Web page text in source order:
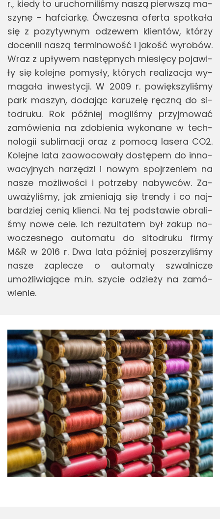
r., kiedy to uru­cho­mi­li­śmy naszą pierw­szą ma­
szy­nę – haf­ciar­kę. Ów­cze­sna ofer­ta spo­tka­ła
się z po­zy­tyw­nym od­ze­wem klien­tów, któ­rzy
do­ce­ni­li naszą ter­mi­no­wość i ja­kość wy­ro­bów.
Wraz z upły­wem na­stęp­nych mie­się­cy po­ja­wi­
ły się ko­lej­ne po­my­sły, któ­rych re­ali­za­cja wy­
ma­ga­ła in­we­sty­cji. W 2009 r. po­więk­szy­li­śmy
park ma­szyn, do­da­jąc ka­ru­ze­lę ręcz­ną do si­
to­dru­ku. Rok póź­niej mo­gli­śmy przyj­mo­wać
za­mó­wie­nia na zdo­bie­nia wy­ko­na­ne w tech­
no­lo­gii sub­li­ma­cji oraz z po­mo­cą la­se­ra CO2.
Ko­lej­ne lata za­owo­co­wa­ły do­stę­pem do in­no­
wa­cyj­nych na­rzę­dzi i nowym spoj­rze­niem na
nasze moż­li­wo­ści i po­trze­by na­byw­ców. Za­
uwa­ży­li­śmy, jak zmie­nia­ją się tren­dy i co naj­
bar­dziej cenią klien­ci. Na tej pod­sta­wie ob­ra­li­
śmy nowe cele. Ich re­zul­ta­tem był zakup no­
wo­cze­sne­go au­to­ma­tu do si­to­dru­ku firmy
M&R w 2016 r. Dwa lata póź­niej po­sze­rzy­li­śmy
nasze za­ple­cze o au­to­ma­ty szwal­ni­cze
umoż­li­wia­ją­ce m.​in. szy­cie odzie­ży na za­mó­
wie­nie.